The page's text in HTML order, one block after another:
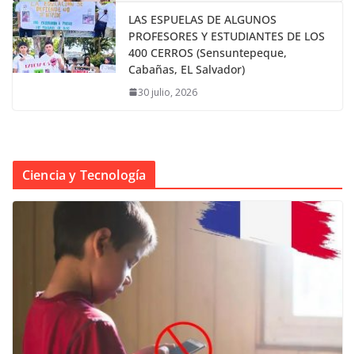
LAS ESPUELAS DE ALGUNOS
PROFESORES Y ESTUDIANTES DE LOS
400 CERROS (Sensuntepeque,
Cabañas, EL Salvador)
30 julio, 2026
Ciencia y Tecnología